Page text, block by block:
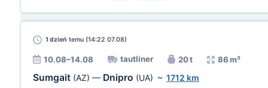
1 dzień temu (14:22 07.08)
10.08–14.08 tautliner 20 t 86 m³
Sumgait (AZ) — Dnipro (UA) ~ 1712 km